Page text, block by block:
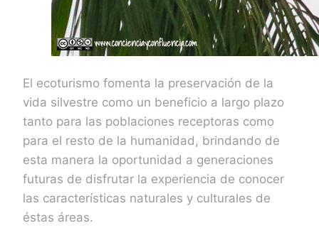
El ecoturismo fomenta la preservación de la
vida silvestre como un beneficio a largo plazo
tanto para las poblaciones receptoras como
para el resto de la humanidad, brindando de
esta manera la oportunidad a generaciones
futuras de disfrutar la experiencia de conocer
las características naturales y culturales de
éstas áreas.